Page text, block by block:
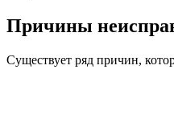
Причины
Существует ряд причин,